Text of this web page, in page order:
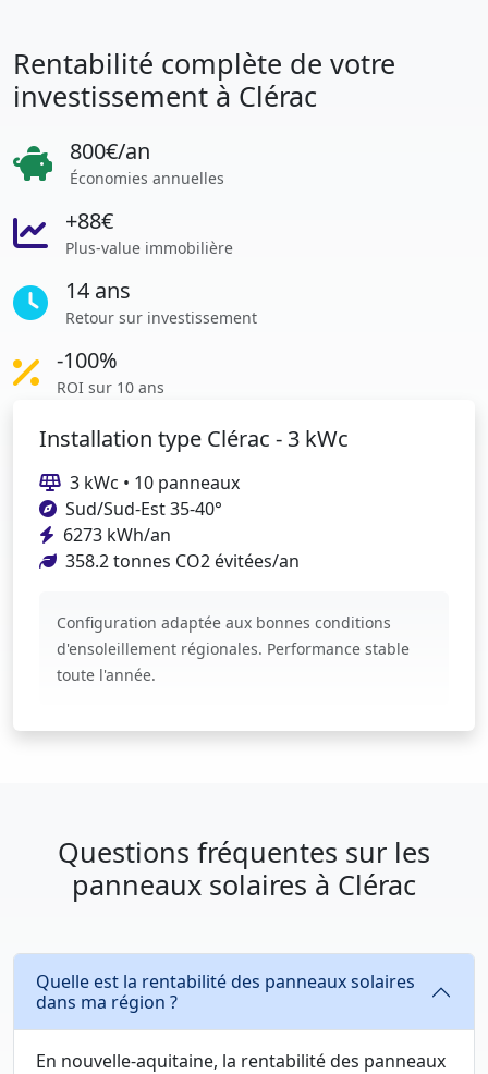
Rentabilité complète de votre
investissement à Clérac
800€/an
Économies annuelles
+88€
Plus-value immobilière
14 ans
Retour sur investissement
-100%
ROI sur 10 ans
Installation type Clérac - 3 kWc
3 kWc • 10 panneaux
Sud/Sud-Est 35-40°
6273 kWh/an
358.2 tonnes CO2 évitées/an
Configuration adaptée aux bonnes conditions
d'ensoleillement régionales. Performance stable
toute l'année.
Questions fréquentes sur les
panneaux solaires à Clérac
Quelle est la rentabilité des panneaux solaires
dans ma région ?
En nouvelle-aquitaine, la rentabilité des panneaux